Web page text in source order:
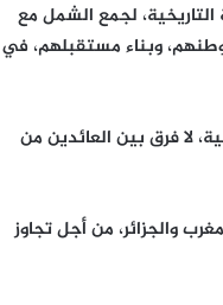
لجمع الشمل مع
وبناء مستقبلهم، في
لا فرق بين العائدين من
والجزائر، من أجل تجاوز